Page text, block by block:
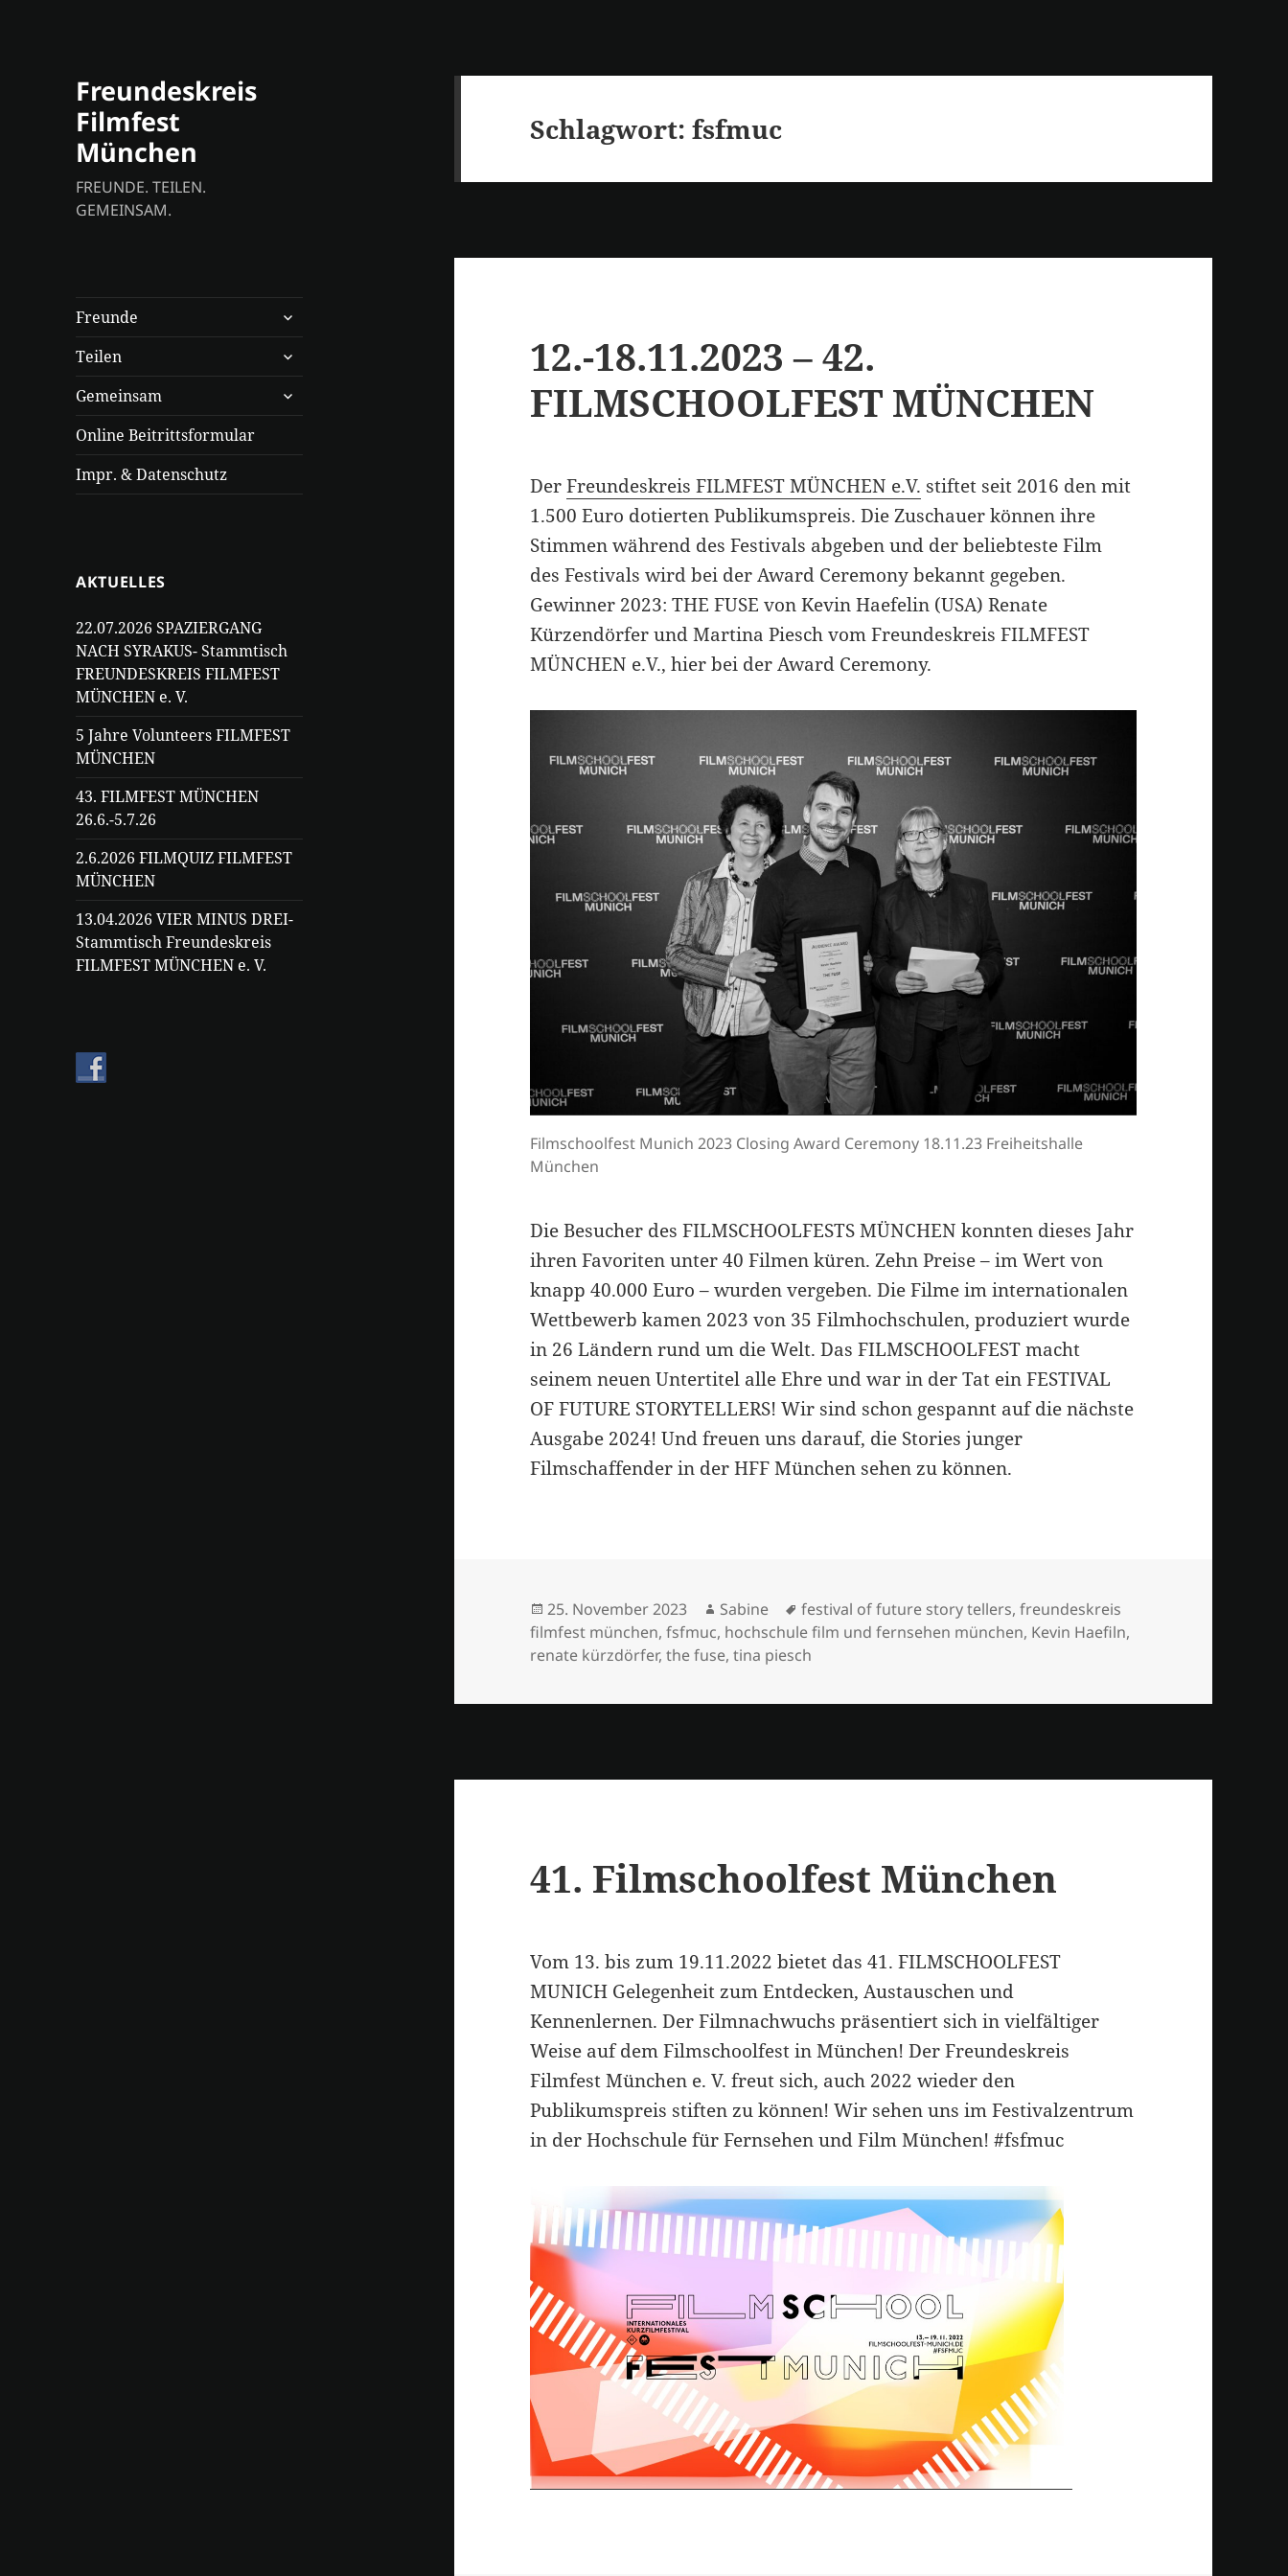
Freundeskreis
Filmfest
München
FREUNDE. TEILEN.
GEMEINSAM.
Freunde
untermenü
anzeigen
Teilen
untermenü
anzeigen
Gemeinsam
untermenü
anzeigen
Online Beitrittsformular
Impr. & Datenschutz
AKTUELLES
22.07.2026 SPAZIERGANG
NACH SYRAKUS- Stammtisch
FREUNDESKREIS FILMFEST
MÜNCHEN e. V.
5 Jahre Volunteers FILMFEST
MÜNCHEN
43. FILMFEST MÜNCHEN
26.6.-5.7.26
2.6.2026 FILMQUIZ FILMFEST
MÜNCHEN
13.04.2026 VIER MINUS DREI-
Stammtisch Freundeskreis
FILMFEST MÜNCHEN e. V.
Schlagwort:fsfmuc
12.-18.11.2023 – 42.
FILMSCHOOLFEST MÜNCHEN
DerFreundeskreis FILMFEST MÜNCHEN e.V. stiftet seit 2016 den mit
1.500 Euro dotierten Publikumspreis. Die Zuschauer können ihre
Stimmen während des Festivals abgeben und der beliebteste Film
des Festivals wird bei der Award Ceremony bekannt gegeben.
Gewinner 2023: THE FUSE von Kevin Haefelin (USA) Renate
Kürzendörfer und Martina Piesch vom Freundeskreis FILMFEST
MÜNCHEN e.V., hier bei der Award Ceremony.
Filmschoolfest Munich 2023 Closing Award Ceremony 18.11.23 Freiheitshalle
München
Die Besucher des FILMSCHOOLFESTS MÜNCHEN konnten dieses Jahr
ihren Favoriten unter 40 Filmen küren. Zehn Preise – im Wert von
knapp 40.000 Euro – wurden vergeben. Die Filme im internationalen
Wettbewerb kamen 2023 von 35 Filmhochschulen, produziert wurde
in 26 Ländern rund um die Welt. Das FILMSCHOOLFEST macht
seinem neuen Untertitel alle Ehre und war in der Tat ein FESTIVAL
OF FUTURE STORYTELLERS! Wir sind schon gespannt auf die nächste
Ausgabe 2024! Und freuen uns darauf, die Stories junger
Filmschaffender in der HFF München sehen zu können.
Veröffentlicht
am
25. November 2023 Autor
Sabine Schlagwörter
festival of future story tellers,freundeskreis
filmfest münchen,fsfmuc, hochschule film und fernsehen münchen, Kevin Haefiln,
renate kürzdörfer,the fuse,tina piesch
41. Filmschoolfest München
Vom 13. bis zum 19.11.2022 bietet das 41. FILMSCHOOLFEST
MUNICH Gelegenheit zum Entdecken, Austauschen und
Kennenlernen. Der Filmnachwuchs präsentiert sich in vielfältiger
Weise auf dem Filmschoolfest in München! Der Freundeskreis
Filmfest München e. V. freut sich, auch 2022 wieder den
Publikumspreis stiften zu können! Wir sehen uns im Festivalzentrum
in der Hochschule für Fernsehen und Film München! #fsfmuc